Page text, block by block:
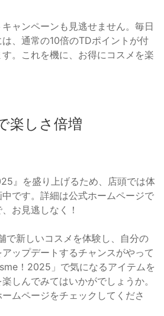
ャンペーンも見逃せません。毎日
、通常の10倍のTDポイントが付
。これを機に、お得にコスメを楽
楽しさ倍増
』を盛り上げるため、店頭では体
です。詳細は公式ホームページで
お見逃しなく！
で新しいコスメを体験し、自分の
ップデートするチャンスがやって
！2025」で気になるアイテムを
しんでみてはいかがでしょうか。
ムページをチェックしてくださ